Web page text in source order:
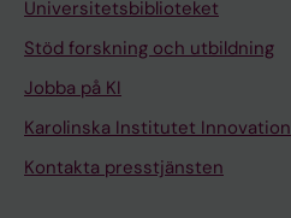
Universitetsbiblioteket
Stöd forskning och utbildning
Jobba på KI
Karolinska Institutet Innovation
Kontakta presstjänsten